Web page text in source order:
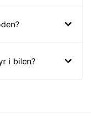
i bilen?